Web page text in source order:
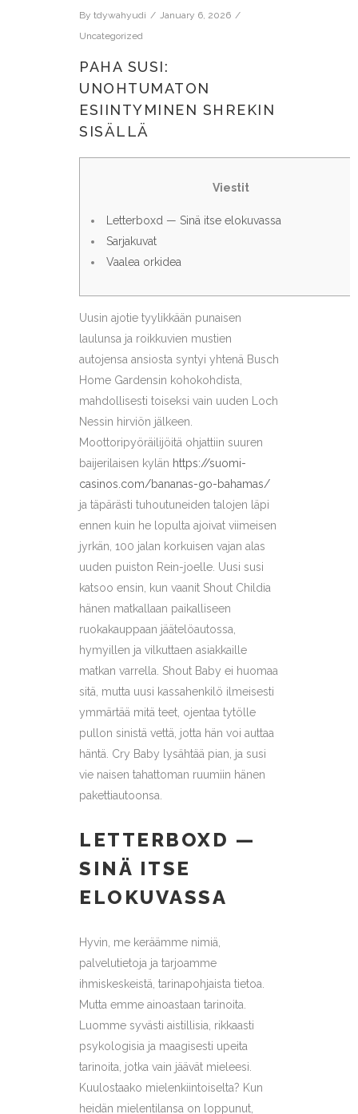
By tdywahyudi
January 6, 2026
Uncategorized
PAHA SUSI:
UNOHTUMATON
ESIINTYMINEN SHREKIN
SISÄLLÄ
Viestit
Letterboxd — Sinä itse elokuvassa
Sarjakuvat
Vaalea orkidea
Uusin ajotie tyylikkään punaisen
laulunsa ja roikkuvien mustien
autojensa ansiosta syntyi yhtenä Busch
Home Gardensin kohokohdista,
mahdollisesti toiseksi vain uuden Loch
Nessin hirviön jälkeen.
Moottoripyöräilijöitä ohjattiin suuren
baijerilaisen kylän https://suomi-
casinos.com/bananas-go-bahamas/
ja täpärästi tuhoutuneiden talojen läpi
ennen kuin he lopulta ajoivat viimeisen
jyrkän, 100 jalan korkuisen vajan alas
uuden puiston Rein-joelle. Uusi susi
katsoo ensin, kun vaanit Shout Childia
hänen matkallaan paikalliseen
ruokakauppaan jäätelöautossa,
hymyillen ja vilkuttaen asiakkaille
matkan varrella. Shout Baby ei huomaa
sitä, mutta uusi kassahenkilö ilmeisesti
ymmärtää mitä teet, ojentaa tytölle
pullon sinistä vettä, jotta hän voi auttaa
häntä. Cry Baby lysähtää pian, ja susi
vie naisen tahattoman ruumiin hänen
pakettiautoonsa.
LETTERBOXD —
SINÄ ITSE
ELOKUVASSA
Hyvin, me keräämme nimiä,
palvelutietoja ja tarjoamme
ihmiskeskeistä, tarinapohjaista tietoa.
Mutta emme ainoastaan ​​tarinoita.
Luomme syvästi aistillisia, rikkaasti
psykologisia ja maagisesti upeita
tarinoita, jotka vain jäävät mieleesi.
Kuulostaako mielenkiintoiselta? Kun
heidän mielentilansa on loppunut,